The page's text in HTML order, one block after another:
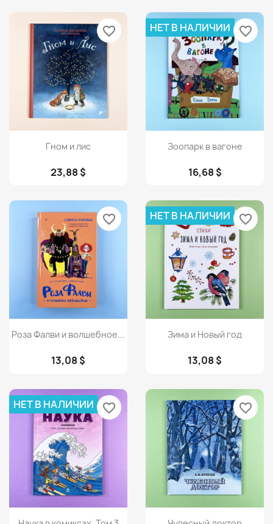
Просмотр
Гном и лис
23,88 $
favorite_border
Просмотр
Зоопарк в вагоне
16,68 $
НЕТ В НАЛИЧИИ favorite_border
Просмотр
Роза Фалви и волшебное...
13,08 $
favorite_border
Просмотр
Зима и Новый год
13,08 $
НЕТ В НАЛИЧИИ favorite_border
 Просмотр
НЕТ В НАЛИЧИИ favorite_border
Просмотр
favorite_border